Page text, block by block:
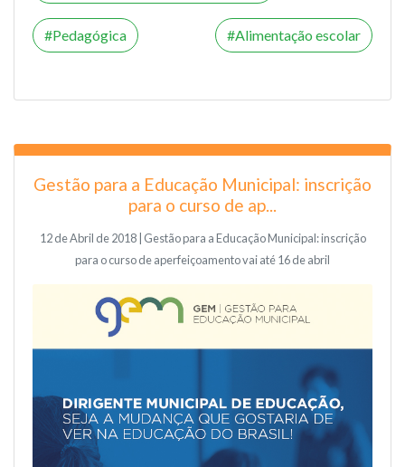
Pedagógica Alimentação escolar
Gestão para a Educação Municipal: inscrição
para o curso de ap...
12 de Abril de 2018 | Gestão para a Educação Municipal: inscrição
para o curso de aperfeiçoamento vai até 16 de abril